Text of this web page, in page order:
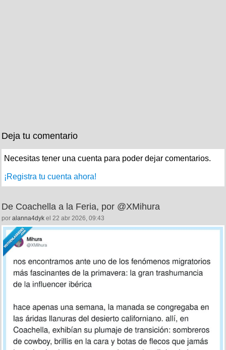
Deja tu comentario
Necesitas tener una cuenta para poder dejar comentarios.
¡Registra tu cuenta ahora!
De Coachella a la Feria, por @XMihura
por alanna4dyk el 22 abr 2026, 09:43